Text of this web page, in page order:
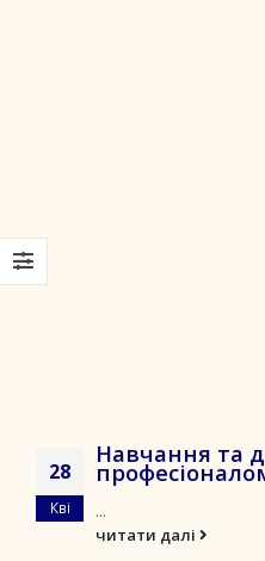
28
Кві
Навчання та
...
читати далі